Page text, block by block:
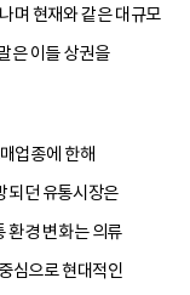
며 현재와 같은 대규모
은 이들 상권을
업종에 한해
되던 유통시장은
환경 변화는 의류
심으로 현대적인